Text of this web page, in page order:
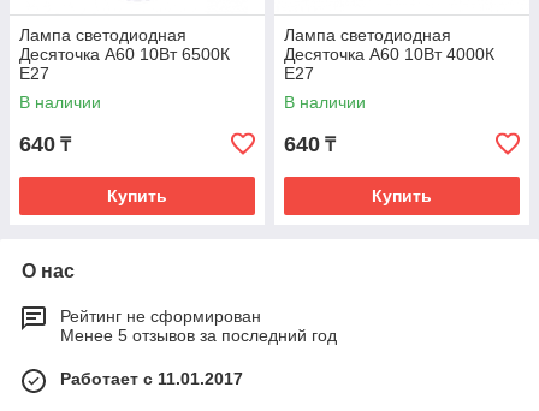
Лампа светодиодная
Деcяточка А60 10Вт 6500К
Е27
В наличии
640 ₸
Купить
Лампа светодиодная
Деcяточка А60 10Вт 4000К
Е27
В наличии
640 ₸
Купить
О нас
Рейтинг не сформирован
Менее 5 отзывов за последний год
Работает с 11.01.2017